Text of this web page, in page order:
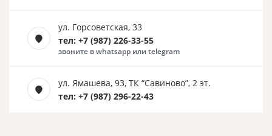
ул. Горсоветская, 33
тел: +7 (987) 226-33-55
звоните в whatsapp или telegram
ул. Ямашева, 93, ТК “Савиново”, 2 эт.
тел: +7 (987) 296-22-43